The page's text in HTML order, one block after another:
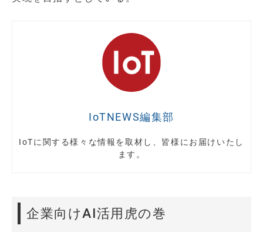
IoTNEWS編集部
IoTに関する様々な情報を取材し、皆様にお届けいたし
ます。
企業向けAI活用虎の巻